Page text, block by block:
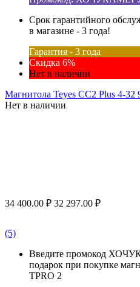
Срок гарантийного
в магазине - 3 года!
Гарантия - 3 года
Скидка 6%
Нет в наличии
Магнитола Teyes CC2 Plus 4-32
Нет в наличии
34 400.00 ₽ 32 297.00 ₽
(5)
Введите промокод
подарок при покупке
TPRO 2